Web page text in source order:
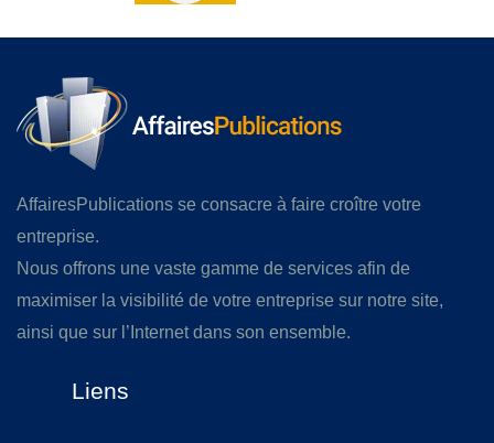
AffairesPublications se consacre à faire croître votre
entreprise.
Nous offrons une vaste gamme de services afin de
maximiser la visibilité de votre entreprise sur notre site,
ainsi que sur l’Internet dans son ensemble.
Liens